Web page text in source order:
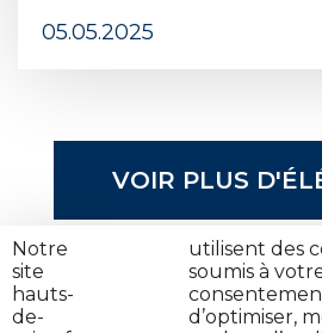
05.05.2025
VOIR PLUS
Notre
site
hauts-
de-
utilisent des
soumis à
d’optimiser,